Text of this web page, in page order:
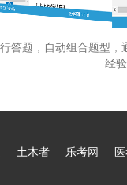
答题，自动组合题型
经
土木者 乐考网